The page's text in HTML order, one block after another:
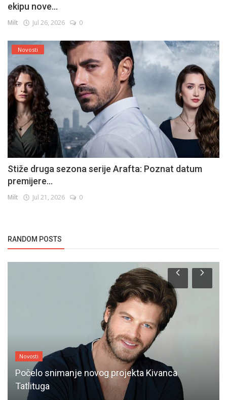
ekipu nove...
Milt Jul 26, 2026 0
Novosti
Stiže druga sezona serije Arafta: Poznat datum
premijere...
Milt Jul 21, 2026 0
RANDOM POSTS
Novosti
Počelo snimanje novog projekta Kivanca
Tatlituga